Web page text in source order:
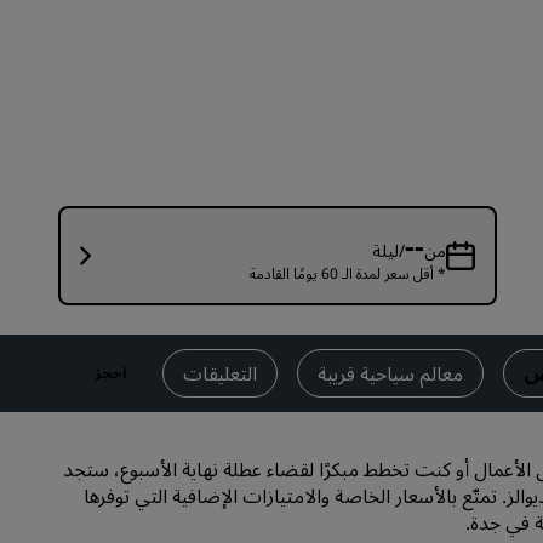
تفضل بزيارة مدونتنا
Radisson Rewards
استكشف برنامج Radisson Rewards
المزايا
كيفية استخدام النقاط
موظفو الحجز ومُنظِّمو الرحلات
من--/ليلة
* أقل سعر لمدة الـ 60 يومًا القادمة
معالم سياحية قريبة التعليقات احجز
أو كنت تخطط مبكرًا لقضاء عطلة نهاية الأسبوع، ستجد
تمتّع بالأسعار الخاصة والامتيازات الإضافية التي توفرها
في جدة.